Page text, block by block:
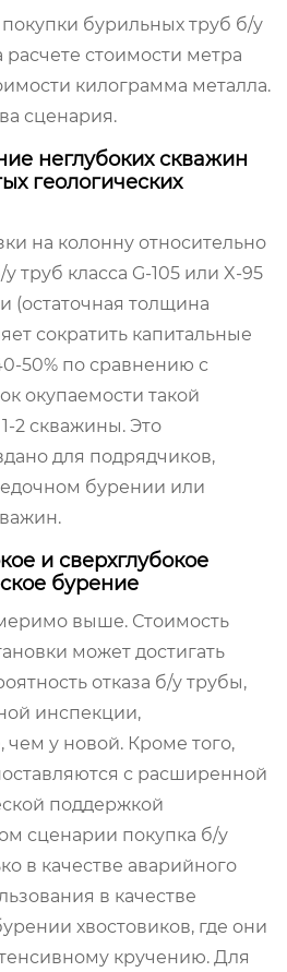
бурильных труб б/у
расчете стоимости метра
килограмма металла.
сценария.
неглубоких скважин
геологических
на колонну относительно
труб класса G-105 или X-95
(остаточная толщина
сократить капитальные
50% по сравнению с
окупаемости такой
2 скважины. Это
для подрядчиков,
бурении или
и сверхглубокое
бурение
выше. Стоимость
может достигать
отказа б/у трубы,
инспекции,
чем у новой. Кроме того,
с расширенной
поддержкой
сценарии покупка б/у
в качестве аварийного
в качестве
хвостовиков, где они
кручению. Для